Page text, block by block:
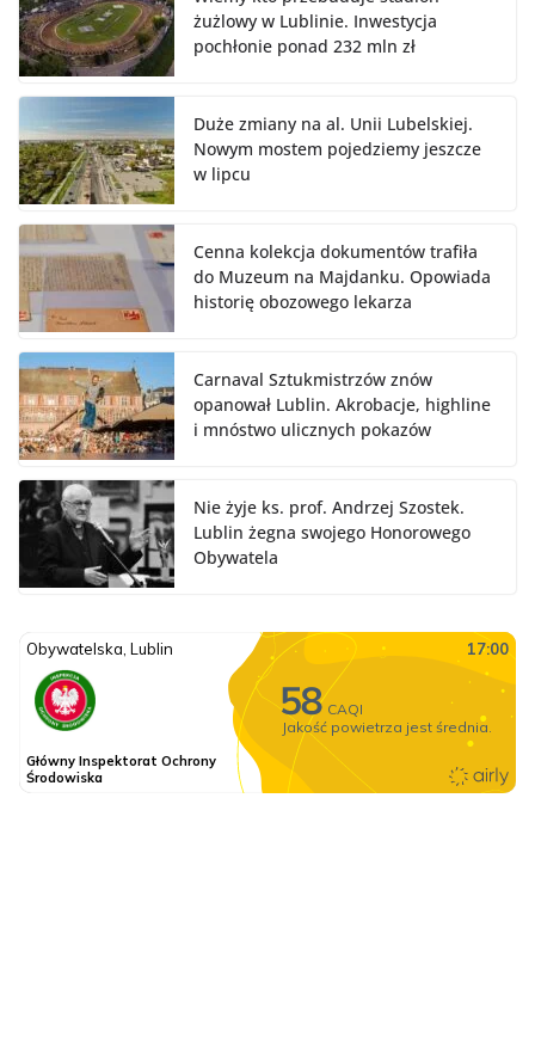
żużlowy w Lublinie. Inwestycja
pochłonie ponad 232 mln zł
Duże zmiany na al. Unii Lubelskiej.
Nowym mostem pojedziemy jeszcze
w lipcu
Cenna kolekcja dokumentów trafiła
do Muzeum na Majdanku. Opowiada
historię obozowego lekarza
Carnaval Sztukmistrzów znów
opanował Lublin. Akrobacje, highline
i mnóstwo ulicznych pokazów
Nie żyje ks. prof. Andrzej Szostek.
Lublin żegna swojego Honorowego
Obywatela